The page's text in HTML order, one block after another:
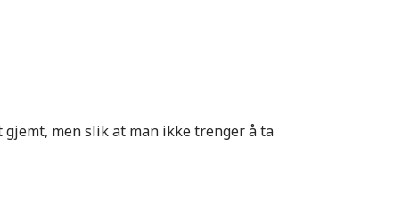
men slik at man ikke trenger å ta